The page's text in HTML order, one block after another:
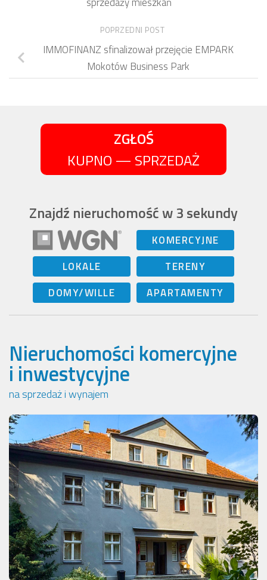
POPRZEDNI POST
IMMOFINANZ sfinalizował przejęcie EMPARK
Mokotów Business Park
ZGŁOŚ
KUPNO — SPRZEDAŻ
Znajdź nieruchomość w 3 sekundy
KOMERCYJNE
LOKALE
TERENY
DOMY/WILLE
APARTAMENTY
Nieruchomości komercyjne
i inwestycyjne
na sprzedaż i wynajem